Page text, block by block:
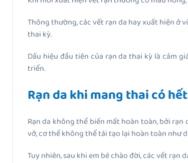
Thông thường, các vết rạn da hay xuất hiện ở
thai kỳ.
Dấu hiệu đầu tiên của rạn da thai kỳ là cảm
triển.
Rạn da khi mang thai có
Rạn da không thể biến mất hoàn toàn, bởi
vỡ, cơ thể không thể tái tạo lại hoàn toàn như
Tuy nhiên, sau khi em bé chào đời, các vết